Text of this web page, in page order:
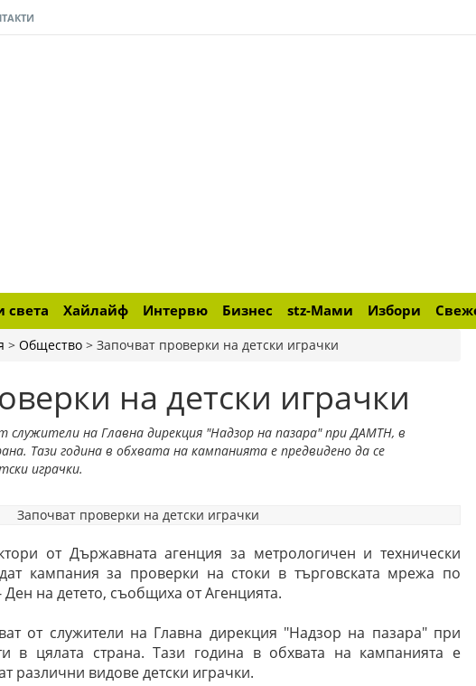
света Хайлайф Интервю Бизнес stz-Мами Избори
> Общество > Започват проверки на детски играчки
на детски играчки
на Главна дирекция "Надзор на пазара" при ДАМТН, в
Тази година в обхвата на кампанията е предвидено да се
играчки.
от Държавната агенция за метрологичен и технически
кампания за проверки на стоки в търговската мрежа по
на детето, съобщиха от Агенцията.
от служители на Главна дирекция "Надзор на пазара" при
в цялата страна. Тази година в обхвата на кампанията е
различни видове детски играчки.